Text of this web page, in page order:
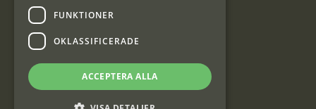
Interjakt Sweden AB, Årjäng
FUNKTIONER
OKLASSIFICERADE
ACCEPTERA ALLA